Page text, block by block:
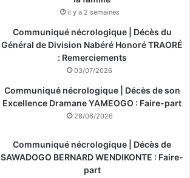
il y a 2 semaines
Communiqué nécrologique | Décès du
Général de Division Nabéré Honoré TRAORÉ
: Remerciements
03/07/2026
Communiqué nécrologique | Décès de son
Excellence Dramane YAMEOGO : Faire-part
28/06/2026
Communiqué nécrologique | Décès de
SAWADOGO BERNARD WENDIKONTE : Faire-
part